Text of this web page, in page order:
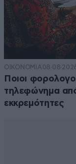
ΟΙΚΟΝΟΜΙΑ
Ποιοι
τηλεφώνημα
εκκρεμότητες